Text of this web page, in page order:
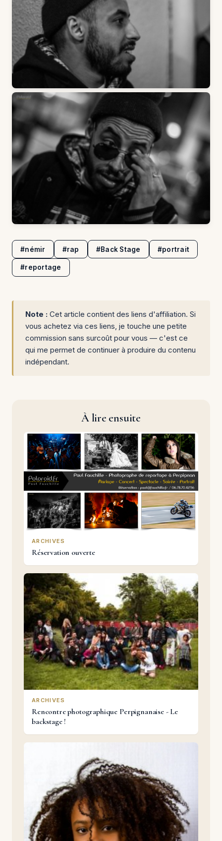
#némir #rap #Back Stage #portrait
#reportage
Note : Cet article contient des liens d'affiliation. Si
vous achetez via ces liens, je touche une petite
commission sans surcoût pour vous — c'est ce
qui me permet de continuer à produire du contenu
indépendant.
À lire ensuite
ARCHIVES
Réservation ouverte
ARCHIVES
Rencontre photographique Perpignanaise - Le
backstage !